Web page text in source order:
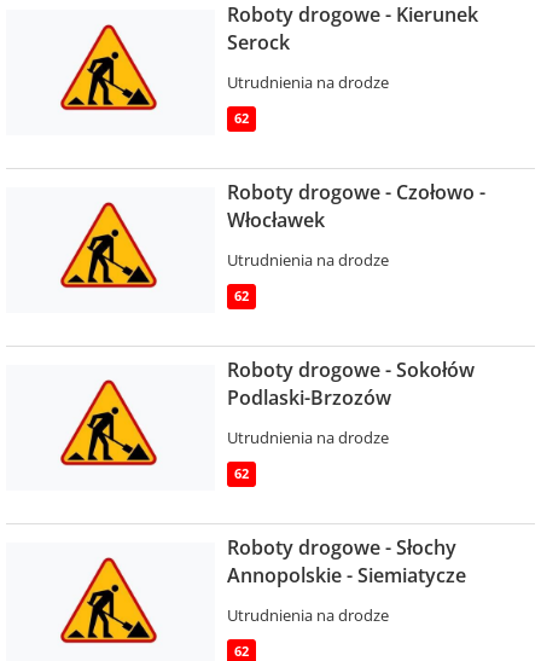
Roboty drogowe - Kierunek
Serock
Utrudnienia na drodze
62
Roboty drogowe - Czołowo -
Włocławek
Utrudnienia na drodze
62
Roboty drogowe - Sokołów
Podlaski-Brzozów
Utrudnienia na drodze
62
Roboty drogowe - Słochy
Annopolskie - Siemiatycze
Utrudnienia na drodze
62